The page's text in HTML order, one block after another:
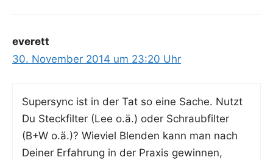
everett
30. November 2014 um 23:20 Uhr
Super­sync ist in der Tat so eine Sache. Nutzt
Du Steck­fil­ter (Lee o.ä.) oder Schraub­fil­ter
(B+W o.ä.)? Wie­viel Blen­den kann man nach
Dei­ner Erfah­rung in der Pra­xis gewin­nen,